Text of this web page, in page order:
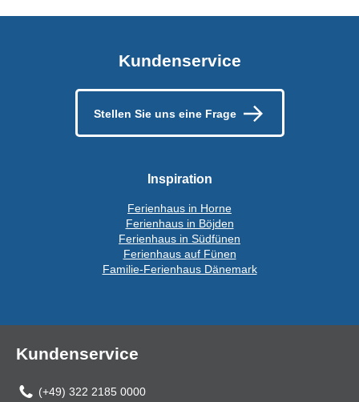
Kundenservice
Stellen Sie uns eine Frage
Inspiration
Ferienhaus in Horne
Ferienhaus in Böjden
Ferienhaus in Südfünen
Ferienhaus auf Fünen
Familie-Ferienhaus Dänemark
Kundenservice
(+49) 322 2185 0000